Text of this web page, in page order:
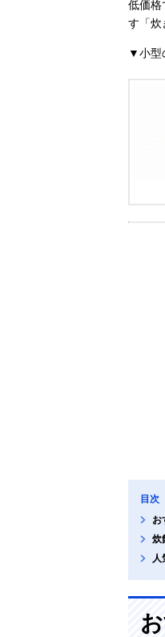
低価格
す「炊
▼小型
目次
お
炊
人